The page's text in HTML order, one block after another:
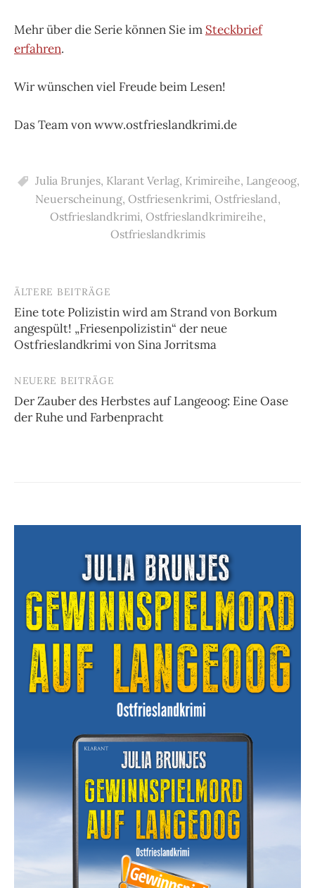
Mehr über die Serie können Sie im Steckbrief
erfahren.
Wir wünschen viel Freude beim Lesen!
Das Team von www.ostfrieslandkrimi.de
Julia Brunjes, Klarant Verlag, Krimireihe, Langeoog,
Neuerscheinung, Ostfriesenkrimi, Ostfriesland,
Ostfrieslandkrimi, Ostfrieslandkrimireihe,
Ostfrieslandkrimis
Beitragsnavigation
ÄLTERE BEITRÄGE
Eine tote Polizistin wird am Strand von Borkum
angespült! „Friesenpolizistin“ der neue
Ostfrieslandkrimi von Sina Jorritsma
NEUERE BEITRÄGE
Der Zauber des Herbstes auf Langeoog: Eine Oase
der Ruhe und Farbenpracht